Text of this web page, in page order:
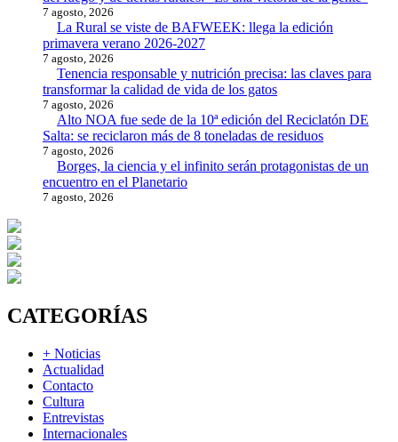
7 agosto, 2026
La Rural se viste de BAFWEEK: llega la edición
primavera verano 2026-2027
7 agosto, 2026
Tenencia responsable y nutrición precisa: las claves para
transformar la calidad de vida de los gatos
7 agosto, 2026
Alto NOA fue sede de la 10ª edición del Reciclatón DE
Salta: se reciclaron más de 8 toneladas de residuos
7 agosto, 2026
Borges, la ciencia y el infinito serán protagonistas de un
encuentro en el Planetario
7 agosto, 2026
CATEGORÍAS
+ Noticias
Actualidad
Contacto
Cultura
Entrevistas
Internacionales